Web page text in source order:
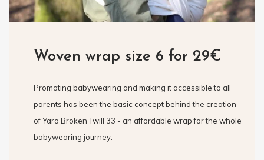
Woven wrap size 6 for 29€
Promoting babywearing and making it accessible to all
parents has been the basic concept behind the creation
of Yaro Broken Twill 33 - an affordable wrap for the whole
babywearing journey.